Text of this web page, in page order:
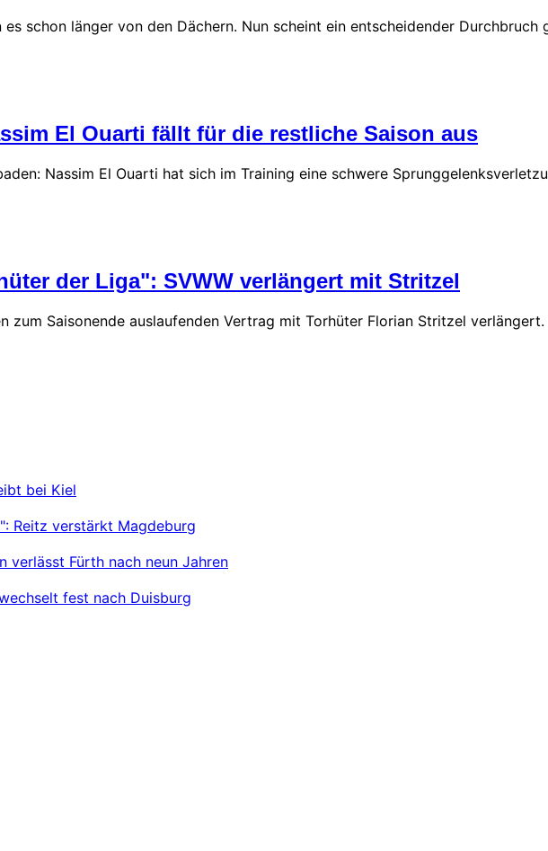
schon länger von den Dächern. Nun scheint ein entscheidender Durchbruch
El Ouarti fällt für die restliche Saison aus
Nassim El Ouarti hat sich im Training eine schwere
der Liga": SVWW verlängert mit Stritzel
zum Saisonende auslaufenden Vertrag mit Torhüter Florian Stritzel
bei Kiel
Reitz verstärkt Magdeburg
verlässt Fürth nach neun Jahren
fest nach Duisburg